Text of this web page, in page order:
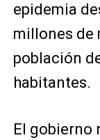
epidemia
millones de
población
habitantes.
El gobierno